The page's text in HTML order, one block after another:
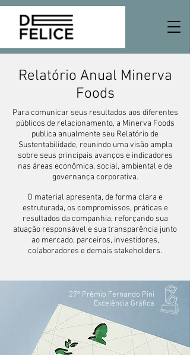
Relatório Anual Minerva
Foods
Para comunicar seus resultados aos diferentes
públicos de relacionamento, a Minerva Foods
publica anualmente seu Relatório de
Sustentabilidade, reunindo uma visão ampla
sobre seus principais avanços e indicadores
nas áreas econômica, social, ambiental e de
governança corporativa.
O material apresenta, de forma clara e
estruturada, os compromissos, práticas e
resultados da companhia, reforçando sua
atuação responsável e sua transparência junto
ao mercado, parceiros, investidores,
colaboradores e demais stakeholders.
27º Prêmio Fernando Pini
Excelência Gráfica